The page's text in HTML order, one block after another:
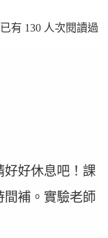
有 130 人次閱讀過
好好休息吧！課
補。實驗老師